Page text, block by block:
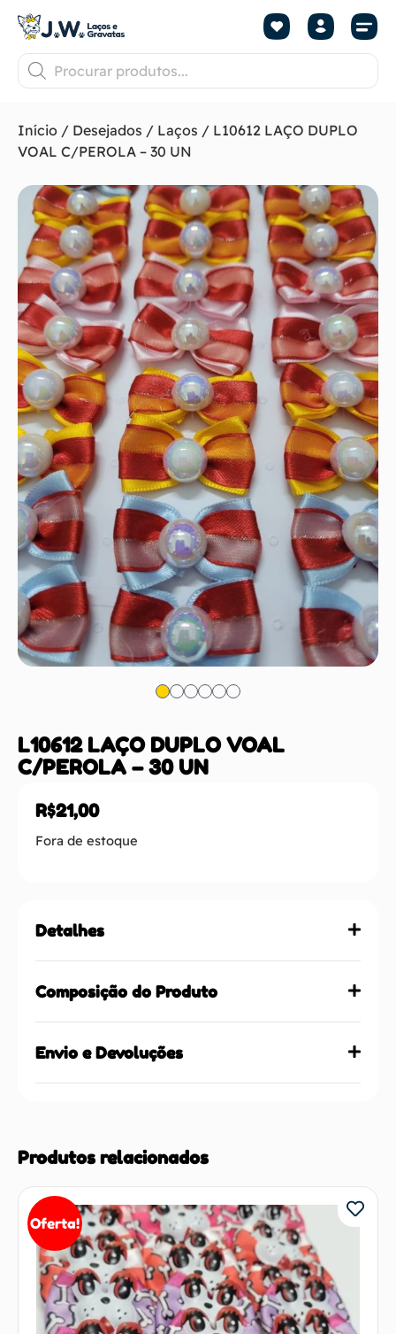
Início / Desejados / Laços / L10612 LAÇO DUPLO
VOAL C/PEROLA – 30 UN
L10612 LAÇO DUPLO VOAL
C/PEROLA – 30 UN
R$21,00
Fora de estoque
Detalhes
Composição do Produto
Envio e Devoluções
Produtos relacionados
Oferta!